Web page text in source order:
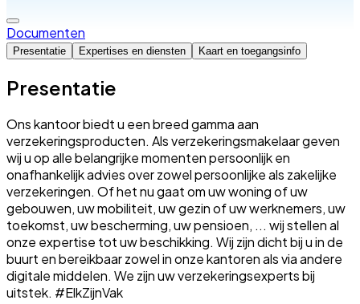
Documenten
Presentatie Expertises en diensten Kaart en toegangsinfo
Presentatie
Ons kantoor biedt u een breed gamma aan
verzekeringsproducten. Als verzekeringsmakelaar geven
wij u op alle belangrijke momenten persoonlijk en
onafhankelijk advies over zowel persoonlijke als zakelijke
verzekeringen. Of het nu gaat om uw woning of uw
gebouwen, uw mobiliteit, uw gezin of uw werknemers, uw
toekomst, uw bescherming, uw pensioen, ... wij stellen al
onze expertise tot uw beschikking. Wij zijn dicht bij u in de
buurt en bereikbaar zowel in onze kantoren als via andere
digitale middelen. We zijn uw verzekeringsexperts bij
uitstek. #ElkZijnVak